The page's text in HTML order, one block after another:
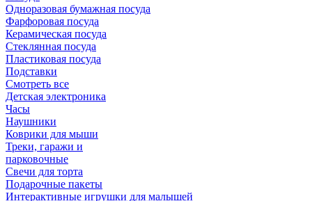
Одноразовая бумажная посуда
Фарфоровая посуда
Керамическая посуда
Стеклянная посуда
Пластиковая посуда
Подставки
Смотреть все
Детская электроника
Часы
Наушники
Коврики для мыши
Треки, гаражи и
парковочные
Свечи для торта
Подарочные пакеты
Интерактивные игрушки для малышей